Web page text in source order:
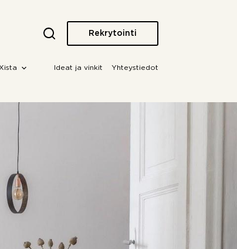
Rekrytointi
Ideat ja vinkit Yhteystiedot